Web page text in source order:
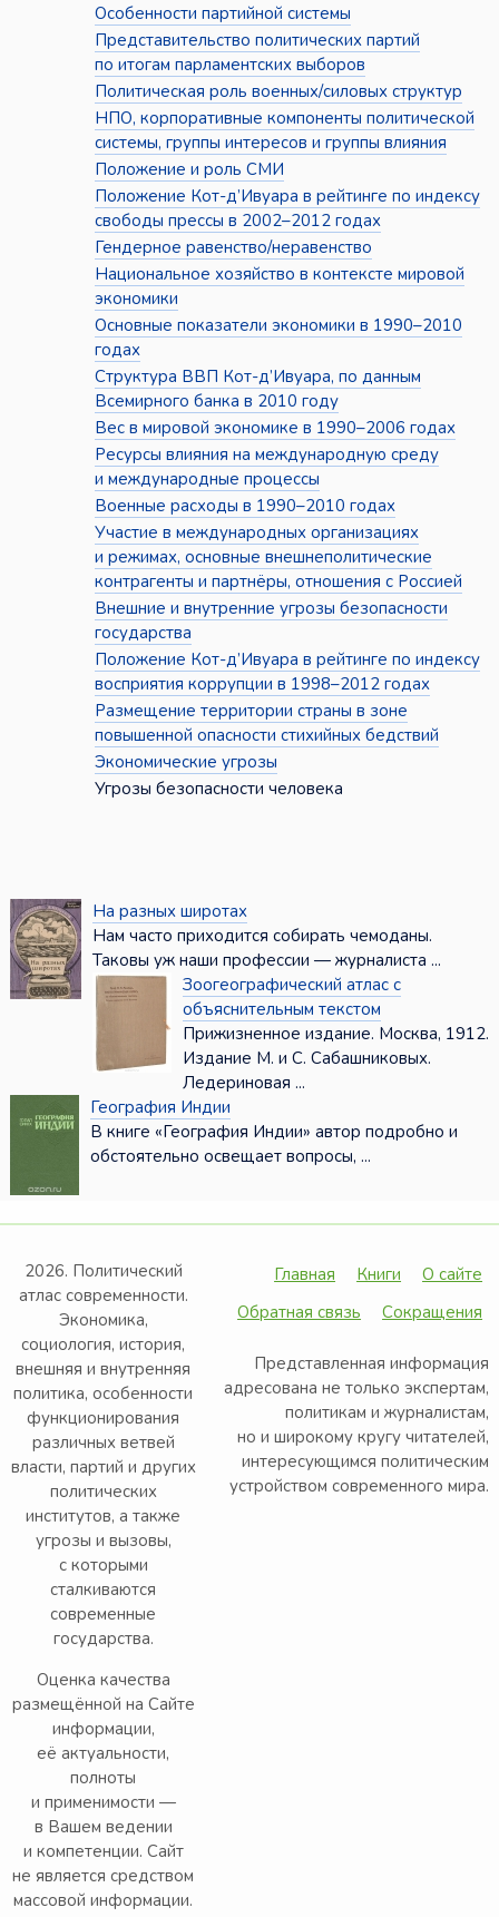
Особенности партийной системы
Представительство политических партий
по итогам парламентских выборов
Политическая роль военных/силовых структур
НПО, корпоративные компоненты политической
системы, группы интересов и группы влияния
Положение и роль СМИ
Положение Кот-д’Ивуара в рейтинге по индексу
свободы прессы в 2002–2012 годах
Гендерное равенство/неравенство
Национальное хозяйство в контексте мировой
экономики
Основные показатели экономики в 1990–2010
годах
Структура ВВП Кот-д’Ивуара, по данным
Всемирного банка в 2010 году
Вес в мировой экономике в 1990–2006 годах
Ресурсы влияния на международную среду
и международные процессы
Военные расходы в 1990–2010 годах
Участие в международных организациях
и режимах, основные внешнеполитические
контрагенты и партнёры, отношения с Россией
Внешние и внутренние угрозы безопасности
государства
Положение Кот-д’Ивуара в рейтинге по индексу
восприятия коррупции в 1998–2012 годах
Размещение территории страны в зоне
повышенной опасности стихийных бедствий
Экономические угрозы
Угрозы безопасности человека
На разных широтах
Нам часто приходится собирать чемо­даны.
Таковы уж наши профессии — жур­налиста ...
Зоогеографический атлас с
объяснительным текстом
Прижизненное издание. Москва, 1912.
Издание М. и С. Сабашниковых.
Ледериновая ...
География Индии
В книге «География Индии» автор подробно и
обстоятельно освещает вопросы, ...
2026. Политический
атлас современности.
Экономика,
социология, история,
внешняя и внутренняя
политика, особенности
функционирования
различных ветвей
власти, партий и других
политических
институтов, а также
угрозы и вызовы,
с которыми
сталкиваются
современные
государства.
Оценка качества
размещённой на Сайте
информации,
её актуальности,
полноты
и применимости —
в Вашем ведении
и компетенции. Сайт
не является средством
массовой информации.
Главная Книги
О сайте
Обратная связь
Сокращения
Представленная информация
адресована не только экспертам,
политикам и журналистам,
но и широкому кругу читателей,
интересующимся политическим
устройством современного мира.